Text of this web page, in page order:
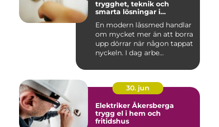
trygghet, teknik och
smarta lösningar i
En modern låssmed handlar
om mycket mer än att borra
upp dörrar när någon tappat
nyckeln. I dag arbe...
30. jun
Elektriker Åkersberga
trygg el i hem och
fritidshus